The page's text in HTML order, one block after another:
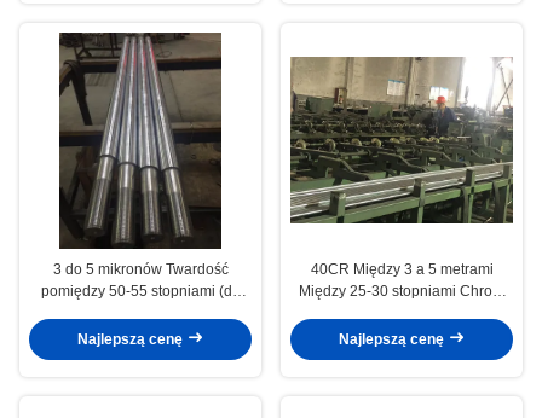
3 do 5 mikronów Twardość
pomiędzy 50-55 stopniami (do
3 a 5 metrami
Najlepszą cenę
40CR Między 3 a 5 metrami
Między 25-30 stopniami Chrom
Machinery
Najlepszą cenę